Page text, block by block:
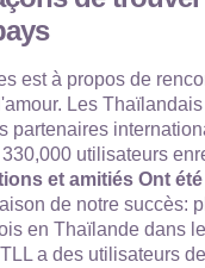
est à propos de
Les
partenaires
utilisateurs
et amitiés Ont
de notre succès:
en Thaïlande dans
TLL a des utilisateurs